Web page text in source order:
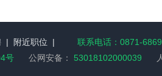
| 附近职位 |
联系电话：0871-
号 公网安备： 53018102000039 人